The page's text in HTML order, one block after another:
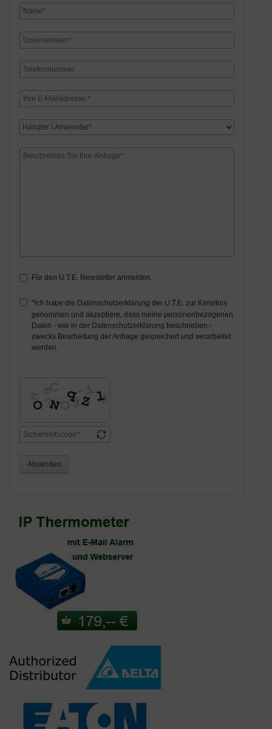
Für den U.T.E. Newsletter anmelden.
Ich habe die Datenschutzerklärung der U.T.E. zur Kenntnis
genommen und akzeptiere, dass meine personenbezogenen
Daten - wie in der Datenschutzerklärung beschrieben -
zwecks Bearbeitung der Anfrage gespeichert und verarbeitet
werden.
Absenden